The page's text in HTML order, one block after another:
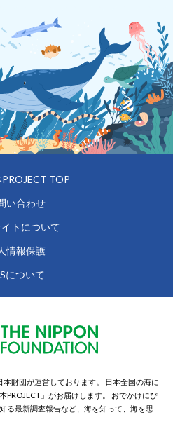
TOP
い合わせ
トについて
情報保護
について
財団が運営しております。
日本全国の海に
」がお届けします。
おでかけにぴ
る最新調査報告など、海を知って、海を思